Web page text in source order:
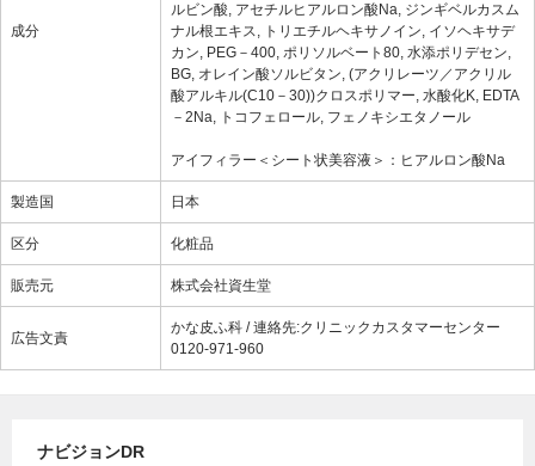
成分
ルビン酸, アセチルヒアルロン酸Na, ジンギベルカスム
ナル根エキス, トリエチルヘキサノイン, イソヘキサデ
カン, PEG－400, ポリソルベート80, 水添ポリデセン,
BG, オレイン酸ソルビタン, (アクリレーツ／アクリル
酸アルキル(C10－30))クロスポリマー, 水酸化K, EDTA
－2Na, トコフェロール, フェノキシエタノール
アイフィラー＜シート状美容液＞：ヒアルロン酸Na
製造国 日本
区分 化粧品
販売元 株式会社資生堂
広告文責
かな皮ふ科 / 連絡先:クリニックカスタマーセンター
0120-971-960
ナビジョンDR